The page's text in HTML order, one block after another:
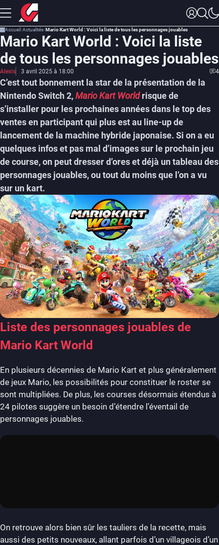
Accueil Actualités Mario Kart World : Voici la liste de tous les personnages jouables
Mario Kart World : Voici la liste
de tous les personnages jouables
Alexis 3 avril 2025 à 18:00 4
C’est tout bonnement la star de la présentation de la
Nintendo Switch 2,Mario Kart Worldrisque de
s’installer pour les prochaines années dans le top des
ventes en participant qui plus est au line-up de
lancement de la machine hybride japonaise. Si on a eu
quelques infos et pas mal d’images sur le prochain jeu
de course, on peut dresser d’ores et déjà un tableau des
personnages jouables, ou tout du moins que l’on a vu
sur un kart.
Liste des personnages jouables de
Mario Kart World
En plusieurs décennies de Mario Kart et plus généralement
de jeux Mario, les possibilités pour constituer le roster se
sont multipliées. De plus, les courses désormais étendus à
24 pilotes suggère un besoin d’étendre l’éventail de
personnages jouables.
On retrouve alors bien sûr les tauliers de la recette, mais
aussi des petits nouveaux, allant parfois d’un villageois d’un